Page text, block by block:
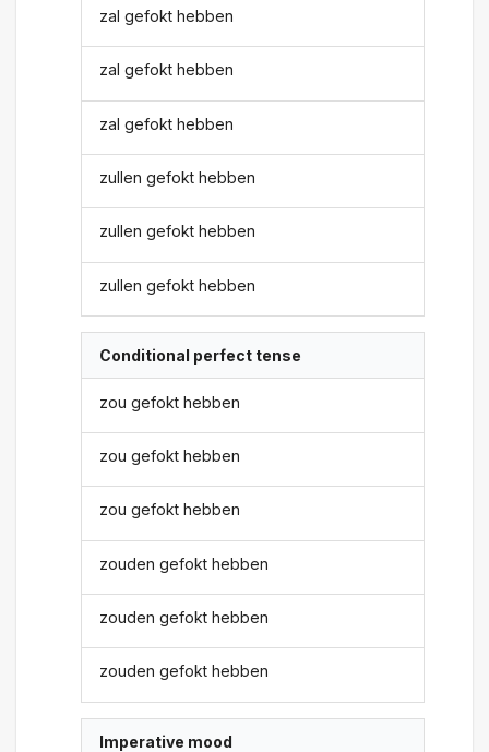
zal gefokt hebben
zal gefokt hebben
zal gefokt hebben
zullen gefokt hebben
zullen gefokt hebben
zullen gefokt hebben
Conditional perfect tense
zou gefokt hebben
zou gefokt hebben
zou gefokt hebben
zouden gefokt hebben
zouden gefokt hebben
zouden gefokt hebben
Imperative mood